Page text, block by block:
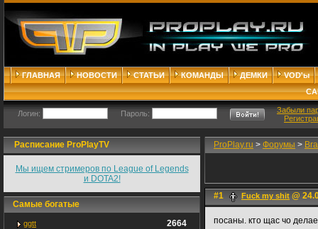
ГЛАВНАЯ НОВОСТИ СТАТЬИ КОМАНДЫ ДЕМКИ
VOD'ы
Логин: Пароль:
Забыли
Расписание ProPlayTV
Мы ищем стримеров по League of Legends
и DOTA2!
Самые богатые
ggtt 2664
ProPlay.ru > Форумы >
#1 Fuck my shit @
посаны. кто щас чо